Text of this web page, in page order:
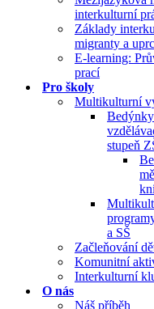
interkulturní
Základy
migranty a
E-learning:
prací
Pro školy
Multikulturní
stupeň
a SŠ
Začleňování
Komunitní
Interkulturní
O nás
Náš příběh